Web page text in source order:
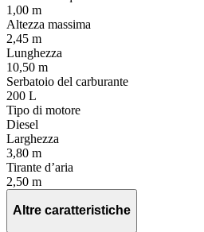
1,00 m
Altezza massima
2,45 m
Lunghezza
10,50 m
Serbatoio del carburante
200 L
Tipo di motore
Diesel
Larghezza
3,80 m
Tirante d’aria
2,50 m
Altre caratteristiche